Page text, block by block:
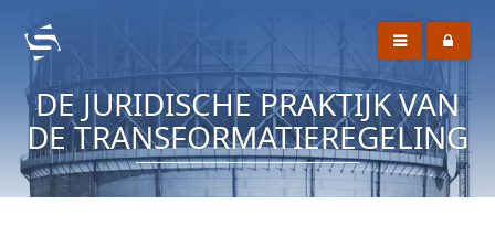
DE JURIDISCHE PRAKTIJK VAN
DE TRANSFORMATIEREGELING